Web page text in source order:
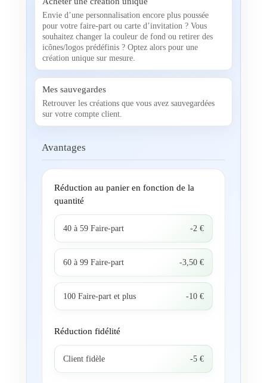
Envie d’une personnalisation encore plus poussée
pour votre faire-part ou carte d’invitation ? Vous
souhaitez changer la couleur de fond ou retirer des
icônes/logos prédéfinis ? Optez alors pour une
création unique sur mesure.
Mes sauvegardes
Retrouver les créations que vous avez sauvegardées
sur votre compte client.
Avantages
Réduction au panier en fonction de la
quantité
40 à 59 Faire-part -2 €
60 à 99 Faire-part -3,50 €
100 Faire-part et plus -10 €
Réduction fidélité
Client fidèle -5 €